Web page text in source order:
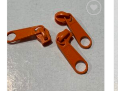
Auf die
Wunschliste